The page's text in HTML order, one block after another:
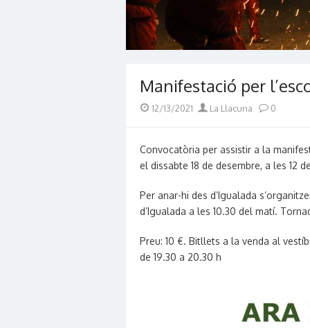
Manifestació per
Posted
12/13/2021 AuthorLa Llacuna 0
Convocatòria per assistir a la
el dissabte 18 de desembre, a les 12
Per anar-hi des d’Igualada
d’Igualada a les 10.30 del matí.
Preu: 10 €. Bitllets a la venda al
de 19.30 a 20.30 h